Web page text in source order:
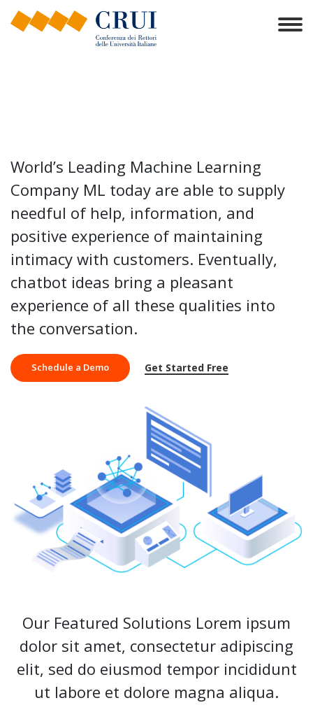
World’s Leading Machine Learning
Company ML today are able to supply
needful of help, information, and
positive experience of maintaining
intimacy with customers. Eventually,
chatbot ideas bring a pleasant
experience of all these qualities into
the conversation.
Schedule a Demo Get Started Free
Our Featured Solutions Lorem ipsum
dolor sit amet, consectetur adipiscing
elit, sed do eiusmod tempor incididunt
ut labore et dolore magna aliqua.